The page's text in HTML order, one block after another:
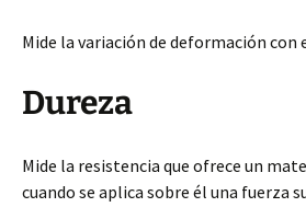
Mide la variación de deformación con
Dureza
Mide la resistencia que ofrece un
cuando se aplica sobre él una fuerza